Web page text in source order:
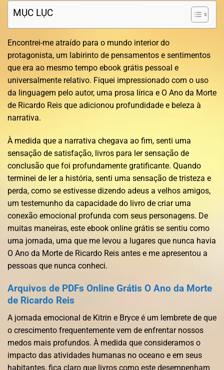
MỤC LỤC
Encontrei-me atraído para o mundo interior do
protagonista, um labirinto de pensamentos e sentimentos
que era ao mesmo tempo ebook grátis pessoal e
universalmente relativo. Fiquei impressionado com o uso
da linguagem pelo autor, uma prosa lírica e O Ano da Morte
de Ricardo Reis que adicionou profundidade e beleza à
narrativa.
À medida que a narrativa chegava ao fim, senti uma
sensação de satisfação, livros para ler sensação de
conclusão que foi profundamente gratificante. Quando
terminei de ler a história, senti uma sensação de tristeza e
perda, como se estivesse dizendo adeus a velhos amigos,
um testemunho da capacidade do livro de criar uma
conexão emocional profunda com seus personagens. De
muitas maneiras, este ebook online grátis se sentiu como
uma jornada, uma que me levou a lugares que nunca havia
O Ano da Morte de Ricardo Reis antes e me apresentou a
pessoas que nunca conheci.
Arquivos de PDFs Online Grátis O Ano da Morte
de Ricardo Reis
A jornada emocional de Kitrin e Bryce é um lembrete de que
o crescimento frequentemente vem de enfrentar nossos
medos mais profundos. À medida que consideramos o
impacto das atividades humanas no oceano e em seus
habitantes, fica claro que livros como este desempenham